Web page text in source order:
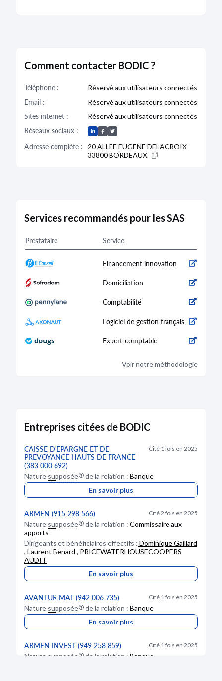
Comment contacter BODIC ?
Téléphone :
Réservé aux utilisateurs connectés
Email :
Réservé aux utilisateurs connectés
Sites internet :
Réservé aux utilisateurs connectés
Réseaux sociaux :
Adresse complète :
20 ALLEE EUGENE DELACROIX
33800 BORDEAUX
Services recommandés pour les SAS
Prestataire Service
Financement innovation
Domiciliation
Comptabilité
Logiciel de gestion français
Expert-comptable
Voir notre méthodologie
Entreprises citées de BODIC
CAISSE D'EPARGNE ET DE
PREVOYANCE HAUTS DE FRANCE
(383 000 692)
Cité 1 fois en 2025
Nature supposée de la relation : Banque
En savoir plus
ARMEN (915 298 566) Cité 2 fois en 2025
Nature supposée de la relation : Commissaire aux
apports
Dirigeants et bénéficiaires effectifs : Dominique Gaillard
, Laurent Benard , PRICEWATERHOUSECOOPERS
AUDIT
En savoir plus
AVANTUR MAT (942 006 735) Cité 1 fois en 2025
Nature supposée de la relation : Banque
En savoir plus
ARMEN INVEST (949 258 859) Cité 1 fois en 2025
Nature supposée de la relation : Banque